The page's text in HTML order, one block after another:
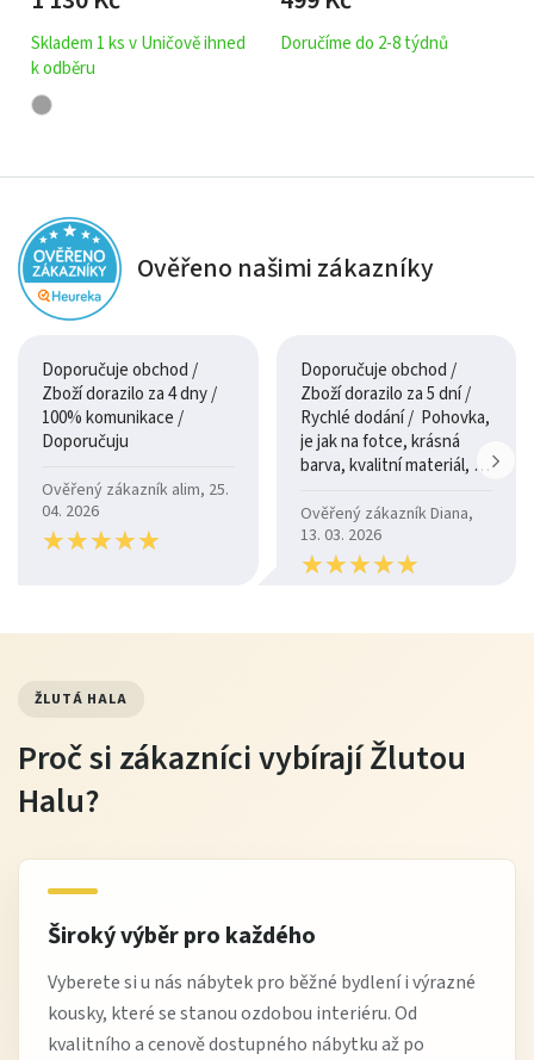
Skladem 1 ks v Uničově ihned
k odběru
matný lak, nosnost 4
kg
Doručíme do 2-8 týdnů
Ověřeno našimi zákazníky
Doporučuje obchod /
Zboží dorazilo za 4 dny /
100% komunikace /
Doporučuju
Ověřený zákazník alim, 25.
04. 2026
★★★★★
★★★★★
Doporučuje obchod /
Zboží dorazilo za 5 dní /
Rychlé dodání / Pohovka,
je jak na fotce, krásná
barva, kvalitní materiál, a
Ověřený zákazník Diana,
13. 03. 2026
★★★★★
★★★★★
ŽLUTÁ HALA
Proč si zákazníci vybírají Žlutou
Halu?
Široký výběr pro každého
Vyberete si u nás nábytek pro běžné bydlení i výrazné
kousky, které se stanou ozdobou interiéru. Od
kvalitního a cenově dostupného nábytku až po